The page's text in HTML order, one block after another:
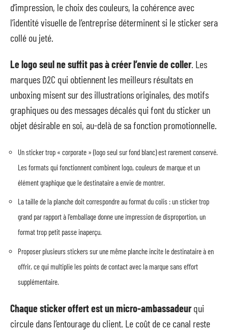
d’impression, le choix des couleurs, la cohérence avec
l’identité visuelle de l’entreprise déterminent si le sticker sera
collé ou jeté.
Le logo seul ne suffit pas à créer l’envie de coller. Les
marques D2C qui obtiennent les meilleurs résultats en
unboxing misent sur des illustrations originales, des motifs
graphiques ou des messages décalés qui font du sticker un
objet désirable en soi, au-delà de sa fonction promotionnelle.
Un sticker trop « corporate » (logo seul sur fond blanc) est rarement conservé.
Les formats qui fonctionnent combinent logo, couleurs de marque et un
élément graphique que le destinataire a envie de montrer.
La taille de la planche doit correspondre au format du colis : un sticker trop
grand par rapport à l’emballage donne une impression de disproportion, un
format trop petit passe inaperçu.
Proposer plusieurs stickers sur une même planche incite le destinataire à en
offrir, ce qui multiplie les points de contact avec la marque sans effort
supplémentaire.
Chaque sticker offert est un micro-ambassadeurqui
circule dans l’entourage du client. Le coût de ce canal reste